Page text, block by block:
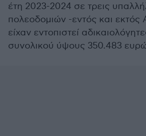
έτη 2023-2024 σε τρεις
πολεοδομιών -εντός και εκτός
είχαν εντοπιστεί
συνολικού ύψους 350.483